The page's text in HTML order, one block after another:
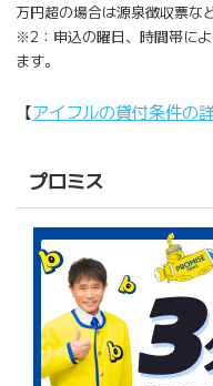
万円超の場合は源泉徴収票な
※2：申込の曜日、時間帯に
ます。
【アイフルの貸付条件の
プロミス